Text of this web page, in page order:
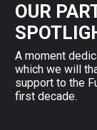
OUR
A moment
which we will
support to the
first decade.